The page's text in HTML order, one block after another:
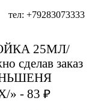
тел: +79283073333
25МЛ/
сделав заказ
- 83 ₽